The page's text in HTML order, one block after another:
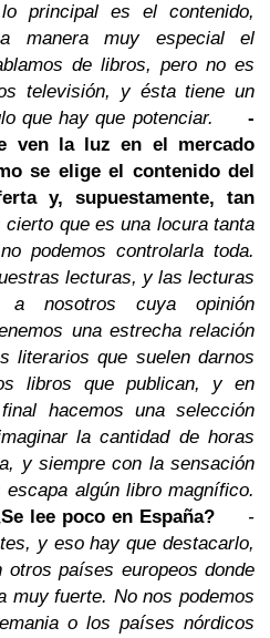
principal es el contenido,
manera muy especial el
de libros, pero no es
televisión, y ésta tiene un
que hay que potenciar.
-
ven la luz en el mercado
se elige el contenido del
y, supuestamente, tan
que es una locura tanta
podemos controlarla toda.
lecturas, y las lecturas
a nosotros cuya opinión
una estrecha relación
literarios que suelen darnos
libros que publican, y en
hacemos una selección
la cantidad de horas
y siempre con la sensación
algún libro magnífico.
lee poco en España?
-
y eso hay que destacarlo,
países europeos donde
muy fuerte. No nos podemos
o los países nórdicos